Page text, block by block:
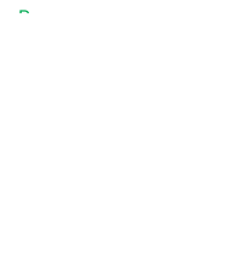
В наличии